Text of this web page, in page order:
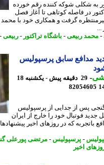
شکلی شوکه کننده رقم خورده
فاصله کوتاهی تا آغاز فصل
گرفت و همکاری خود با محمد ربیعی
ربیعی -باشگاه تراکتور -ربیعی -
سابق پرسپولیس
-
29 دقیقه پیش - یکشنبه 18
از جدایی از پرسپولیس
فوتبال خود را خارج از ایران
که در روزهای اخیر پیشنهادهایی
-پرسپولیس-مرتضی پورعلی گنجی
اخیر